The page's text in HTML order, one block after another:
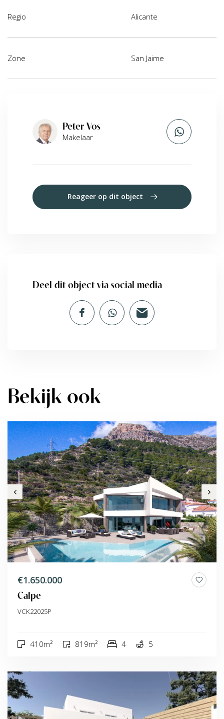
Regio Alicante
Zone San Jaime
Peter Vos
Makelaar
Reageer op dit object
Deel dit object via social media
Bekijk ook
€1.650.000
Calpe
VCK22025P
410m² 819m² 4 5